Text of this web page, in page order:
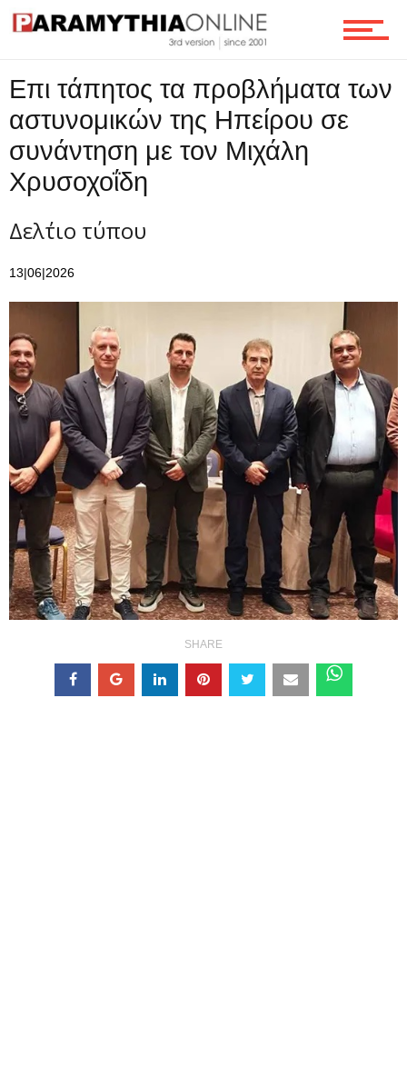
Επικοινωνία
Επι τάπητος τα προβλήματα των
αστυνομικών της Ηπείρου σε
συνάντηση με τον Μιχάλη
Χρυσοχοΐδη
Δελ΄τιο τύπου
13|06|2026
SHARE